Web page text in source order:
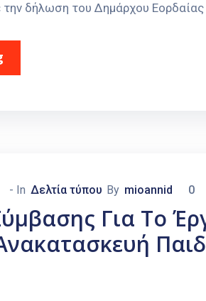
δήλωση του Δημάρχου
- In Δελτία τύπου By mioannid 0
Για Το